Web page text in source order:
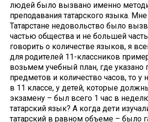
людей было вызвано именно
преподавания татарского языка.
Татарстане недовольство было
частью общества и не большей
говорить о количестве языков, я
для родителей 11-классников
возьмем учебный план, где указано
предметов и количество часов, то у
в 11 классе, у детей, которые
экзамену – был всего 1 час в
татарский язык? А когда дети
татарский в равном объеме – было